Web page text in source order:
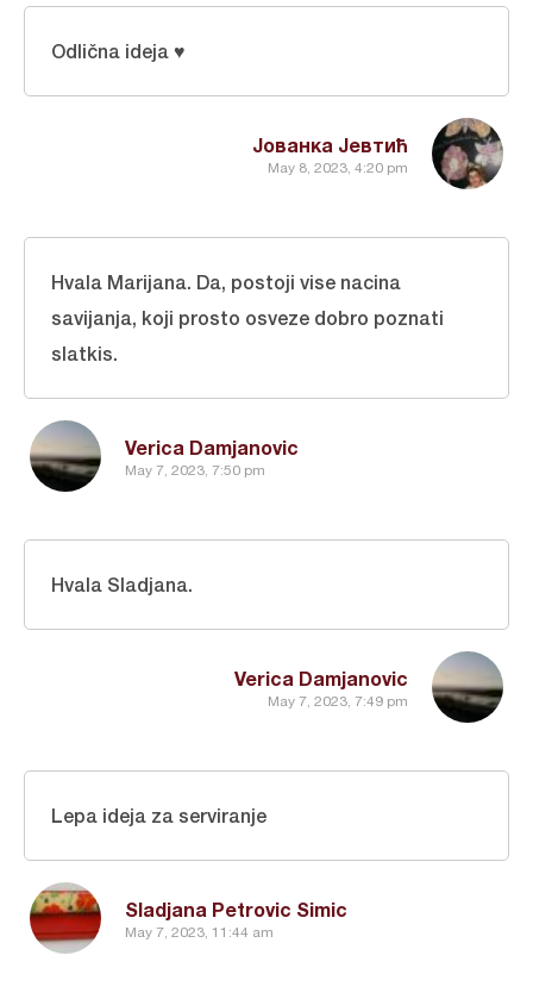
Јованка Јевтић
May 8, 2023, 4:20 pm
Odlična ideja ♥️
Verica Damjanovic
May 7, 2023, 7:50 pm
Hvala Marijana. Da, postoji vise nacina
savijanja, koji prosto osveze dobro poznati
slatkis.
Verica Damjanovic
May 7, 2023, 7:49 pm
Hvala Sladjana.
Sladjana Petrovic Simic
May 7, 2023, 11:44 am
Lepa ideja za serviranje